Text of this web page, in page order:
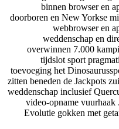
binnen browser en
doorboren en New Yorkse
webbrowser en
weddenschap en
overwinnen 7.000
tijdslot sport
toevoeging het
zitten beneden de Jackpots
weddenschap inclusief
video-opname
Evolutie gokken met